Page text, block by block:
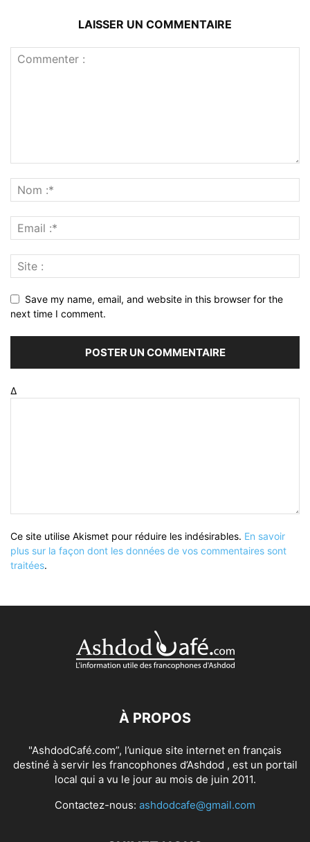
LAISSER UN COMMENTAIRE
Save my name, email, and website in this browser for the
next time I comment.
Δ
Ce site utilise Akismet pour réduire les indésirables. En savoir
plus sur la façon dont les données de vos commentaires sont
traitées.
À PROPOS
"AshdodCafé.com”, l’unique site internet en français
destiné à servir les francophones d’Ashdod , est un portail
local qui a vu le jour au mois de juin 2011.
Contactez-nous: ashdodcafe@gmail.com